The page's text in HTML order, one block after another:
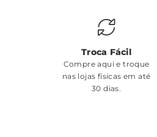
Troca Fácil
Compre aqui e troque
nas lojas físicas em até
30 dias.